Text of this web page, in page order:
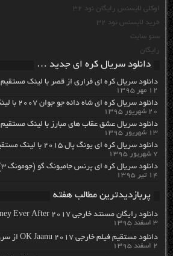
اوکلی لایسنس رایگان نود 32
خرید لایسنس نود 32
سئو سایت
رایگان
دانلود سریال کره ای جدید …
دانلود سریال کره ای فراری از قصر با لینک مستقیم
۱۲ مهر ۱۳۹۵
دانلود سریال کره ای شاه دائه جو جوان ۲۰۰۷ با لینک مستقیم
۲۰ شهریور ۱۳۹۵
دانلود سریال عشق عقاب های مبارز با لینک مستقیم
۱۳ شهریور ۱۳۹۵
دانلود سریال کره ای یونگ پال ۲۰۱۵ با لینک مستقیم
۷ شهریور ۱۳۹۵
دانلود سریال کره ای پرنس جامیونگ گو (جومونگ ۳) با لینک مستقیم
۱۴ تیر ۱۳۹۵
پربازدیدترین مطالب هفته
دانلود رایگان مسنتد خارجی Britney Ever After 2017 با لینک مستقیم
۳ اسفند ۱۳۹۵
دانلود مستقیم فیلم خارجی OK Jaanu 2017 از سرور سایت
۲ اسفند ۱۳۹۵